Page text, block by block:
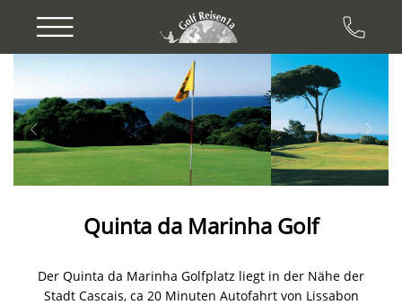
Previous
Quinta da Marinha Golf
Der Quinta da Marinha Golfplatz liegt in der Nähe der
Stadt Cascais, ca 20 Minuten Autofahrt von Lissabon